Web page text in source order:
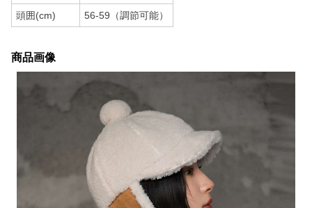
頭囲(cm) 56-59（調節可能）
商品画像